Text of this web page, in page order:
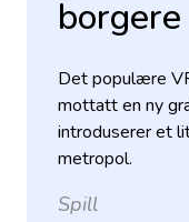
borgere
Det populære
mottatt en ny
introduserer et
metropol.
Spill